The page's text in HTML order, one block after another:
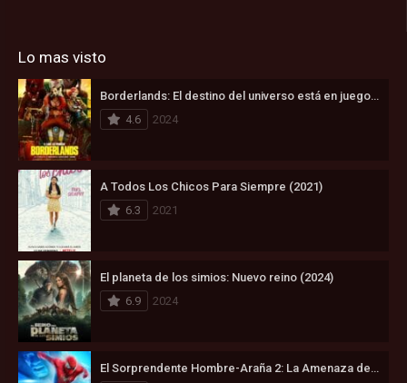
Lo mas visto
4.6
2024
A Todos Los Chicos Para Siempre (2021)
6.3
2021
El planeta de los simios: Nuevo reino (2024)
6.9
2024